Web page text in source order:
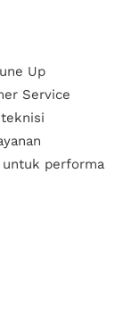
Up
Service
untuk performa